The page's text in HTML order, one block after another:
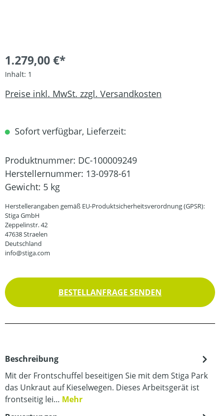
1.279,00 €*
Inhalt: 1
Preise inkl. MwSt. zzgl. Versandkosten
Sofort verfügbar, Lieferzeit:
Produktnummer: DC-100009249
Herstellernummer: 13-0978-61
Gewicht: 5 kg
Herstellerangaben gemäß EU-Produktsicherheitsverordnung (GPSR):
Stiga GmbH
Zeppelinstr. 42
47638 Straelen
Deutschland
info@stiga.com
BESTELLANFRAGE SENDEN
Beschreibung
Mit der Frontschuffel beseitigen Sie mit dem Stiga Park
das Unkraut auf Kieselwegen. Dieses Arbeitsgerät ist
frontseitig lei… Mehr